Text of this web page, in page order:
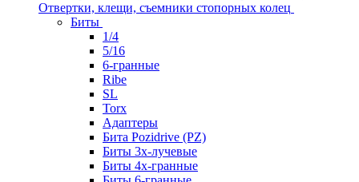
Отвертки, клещи, съемники стопорных колец
Биты
1/4
5/16
6-гранные
Ribe
SL
Torx
Адаптеры
Бита Pozidrive (PZ)
Биты 3х-лучевые
Биты 4х-гранные